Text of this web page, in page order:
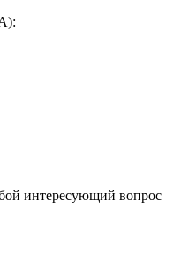
интересующий вопрос